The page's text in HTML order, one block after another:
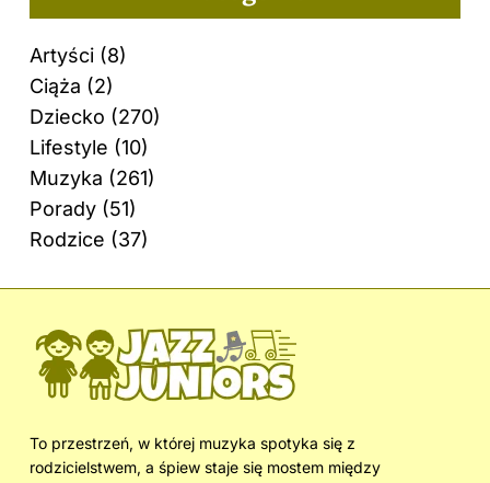
Artyści (8)
Ciąża (2)
Dziecko (270)
Lifestyle (10)
Muzyka (261)
Porady (51)
Rodzice (37)
To przestrzeń, w której muzyka spotyka się z
rodzicielstwem, a śpiew staje się mostem między